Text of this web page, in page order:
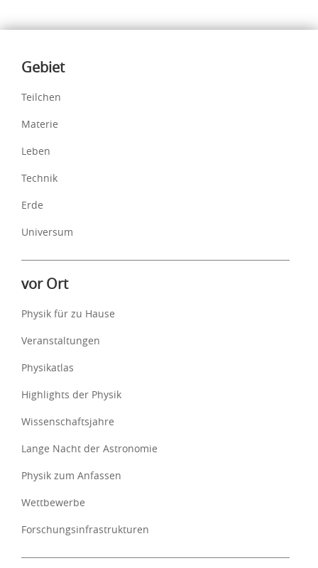
Inhalte
Gebiet
Teilchen
Materie
Leben
Technik
Erde
Universum
vor Ort
Physik für zu Hause
Veranstaltungen
Physikatlas
Highlights der Physik
Wissenschaftsjahre
Lange Nacht der Astronomie
Physik zum Anfassen
Wettbewerbe
Forschungsinfrastrukturen